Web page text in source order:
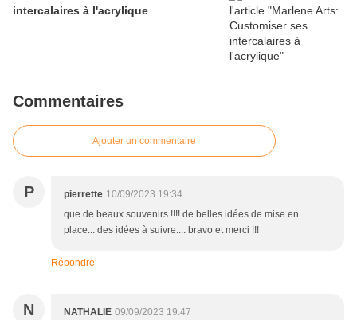
intercalaires à l'acrylique
Commentaires
Ajouter un commentaire
P pierrette 10/09/2023 19:34
que de beaux souvenirs !!!! de belles idées de mise en
place... des idées à suivre.... bravo et merci !!!
Répondre
N NATHALIE 09/09/2023 19:47